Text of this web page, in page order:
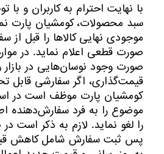
با نهایت احترام به کاربران و
سبد محصولات، کومشیان پارت
موجودی نهایی کالاها را قبل از
صورت قطعی اعلام نماید. در
صورت وجود نوسان‌‏هایی در بازار
قیمت‌‏گذاری، اگر سفارشی قابل
کومشیان پارت موظف است در
موضوع را به فرد سفارش‌‌دهنده
را لغو نماید. لازم به ذکر است
پس ثبت سفارش شامل کاهش